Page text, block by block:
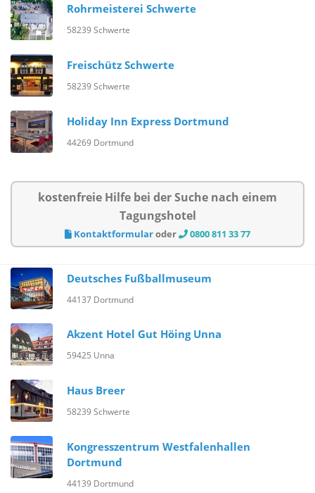
Rohrmeisterei Schwerte
58239 Schwerte
Freischütz Schwerte
58239 Schwerte
Holiday Inn Express Dortmund
44269 Dortmund
kostenfreie Hilfe bei der Suche nach einem
Tagungshotel
Kontaktformularoder 0800 811 33 77
Deutsches Fußballmuseum
44137 Dortmund
Akzent Hotel Gut Höing Unna
59425 Unna
Haus Breer
58239 Schwerte
Kongresszentrum Westfalenhallen
Dortmund
44139 Dortmund